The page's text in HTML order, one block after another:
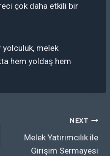
çok daha etkili bir
yolculuk, melek
hem yoldaş hem
NEXT
Melek Yatırımcılık ile
Girişim Sermayesi